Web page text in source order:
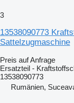
3
13538090773
Sattelzugmaschine
Preis auf Anfrage
Ersatzteil -
13538090773
Rumänien,